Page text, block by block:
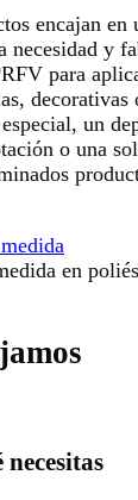
encajan en
necesidad y
para
decorativas
un
o una
en
necesitas